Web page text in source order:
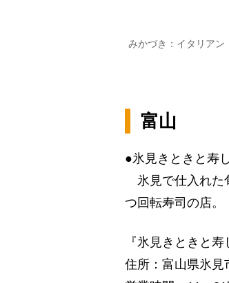
みかづき：イタリアン
富山
●氷見きときと寿し
氷見で仕入れた
つ回転寿司の店。
『氷見きときと寿
住所：富山県氷見